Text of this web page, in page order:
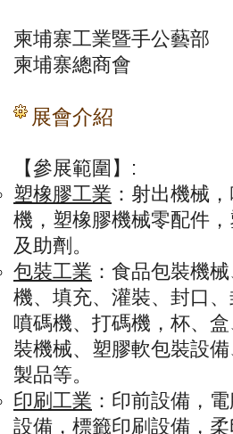
柬埔寨工業暨手公藝部
柬埔寨總商會
展會介紹
【參展範圍】:
塑橡膠工業 ： 射出機械
機，塑橡膠機械零配件
及助劑。
包裝工業 ： 食品包裝機
機、填充、灌裝、封口
噴碼機、打碼機，杯、
裝機械、塑膠軟包裝設
製品等。
印刷工業 ： 印前設備，
設備，標籤印刷設備，